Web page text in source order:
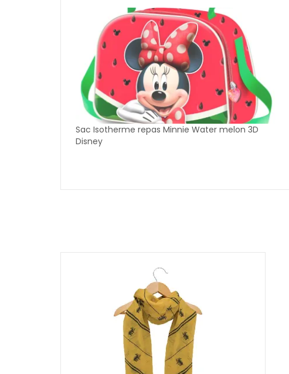
Sac Isotherme repas Minnie Water melon 3D
Disney